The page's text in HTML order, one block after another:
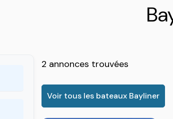
2 annonces trouvées
Voir tous les bateaux Bayliner